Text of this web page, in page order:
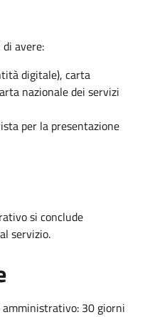
avere:
digitale), carta
nazionale dei servizi
per la presentazione
si conclude
servizio.
amministrativo: 30 giorni